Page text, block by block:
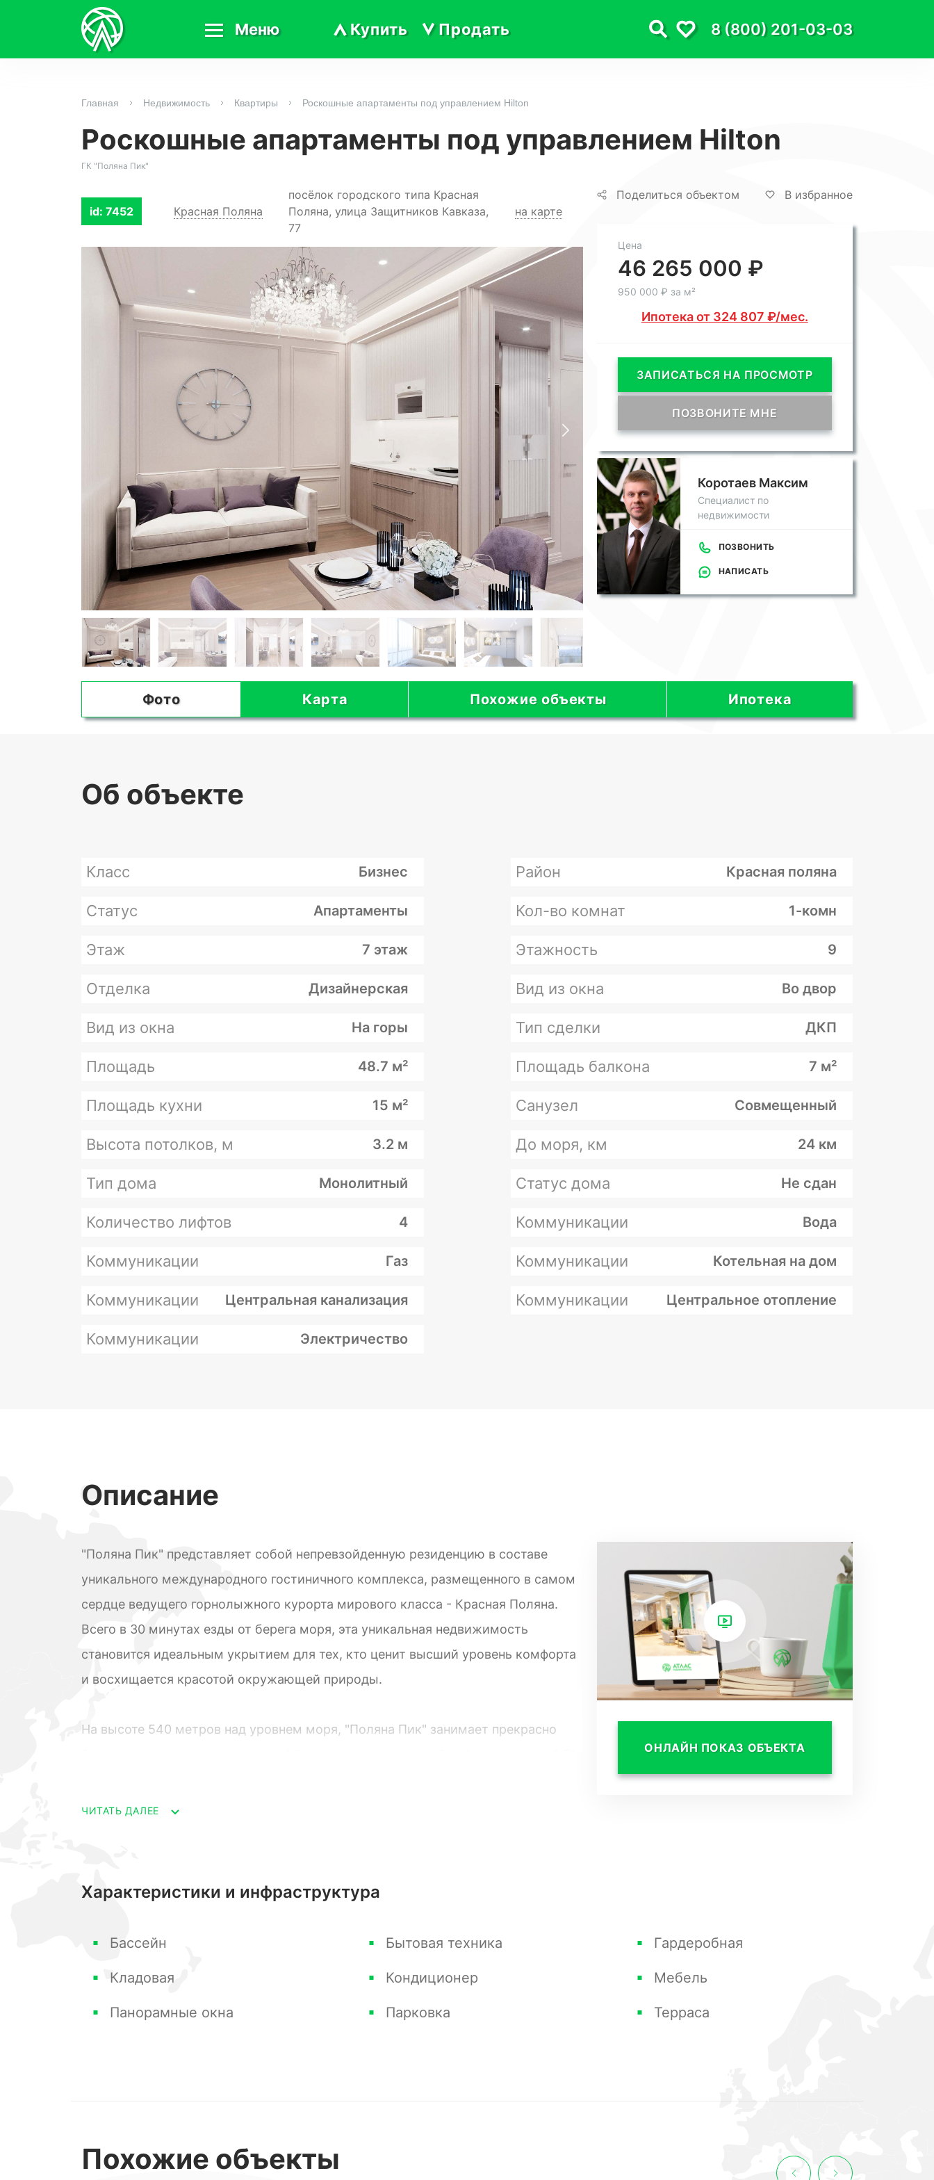
Меню Купить Продать 8 (800) 201-03-03
Главная Недвижимость Квартиры Роскошные апартаменты под управлением Hilton
Роскошные апартаменты под управлением Hilton
ГК "Поляна Пик"
id: 7452 Красная Поляна
посёлок городского типа Красная
Поляна, улица Защитников Кавказа,
77
на карте
Поделиться объектом В избранное
Цена
46 265 000 ₽
950 000 ₽ за м²
Ипотека от 324 807 ₽/мес.
ЗАПИСАТЬСЯ НА ПРОСМОТР
ПОЗВОНИТЕ МНЕ
Коротаев Максим
Специалист по
недвижимости
ПОЗВОНИТЬ
НАПИСАТЬ
Фото Карта Похожие объекты Ипотека
Об объекте
Класс Бизнес Район Красная поляна
Статус Апартаменты Кол-во комнат 1-комн
Этаж 7 этаж Этажность 9
Отделка Дизайнерская Вид из окна Во двор
Вид из окна На горы Тип сделки ДКП
Площадь 48.7 м² Площадь балкона 7 м²
Площадь кухни 15 м² Санузел Совмещенный
Высота потолков, м 3.2 м До моря, км 24 км
Тип дома Монолитный Статус дома Не сдан
Количество лифтов 4 Коммуникации Вода
Коммуникации Газ Коммуникации Котельная на дом
Коммуникации Центральная канализация Коммуникации Центральное отопление
Коммуникации Электричество
Описание
"Поляна Пик" представляет собой непревзойденную резиденцию в составе
уникального международного гостиничного комплекса, размещенного в самом
сердце ведущего горнолыжного курорта мирового класса - Красная Поляна.
Всего в 30 минутах езды от берега моря, эта уникальная недвижимость
становится идеальным укрытием для тех, кто ценит высший уровень комфорта
и восхищается красотой окружающей природы.
На высоте 540 метров над уровнем моря, "Поляна Пик" занимает прекрасно
метров, представляют собой идеальное сочетание авторского дизайна,
Эти апартаменты предлагают:
Открытый балкон с панорамным остеклением, открывающим захватывающий
вид на горные вершины.
контрольно-пропускным пунктом, подогреваемый бассейн, лаундж с
ЧИТАТЬ ДАЛЕЕ
ОНЛАЙН ПОКАЗ ОБЪЕКТА
Характеристики и инфраструктура
Бассейн Бытовая техника Гардеробная
Кладовая Кондиционер Мебель
Панорамные окна Парковка Терраса
Похожие объекты